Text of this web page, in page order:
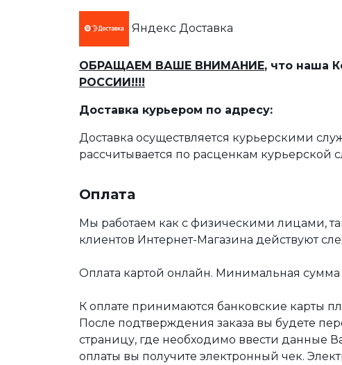
Яндекс Доставка
ОБРАЩАЕМ ВАШЕ ВНИМАНИЕ, что наша
РОССИИ!!!!
Доставка курьером по адресу:
Доставка осуществляется курьерскими
рассчитывается по расценкам курьерской
Оплата
Мы работаем как с физическими лицами,
клиентов Интернет-Магазина действуют
Оплата картой онлайн. Минимальная сумма
К оплате принимаются банковские карты
После подтверждения заказа вы будете
страницу, где необходимо ввести данные
оплаты вы получите электронный чек.